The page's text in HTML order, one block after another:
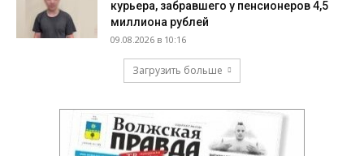
курьера, забравшего у пенсионеров 4,5
миллиона рублей
09.08.2026 в 10:16
Загрузить больше